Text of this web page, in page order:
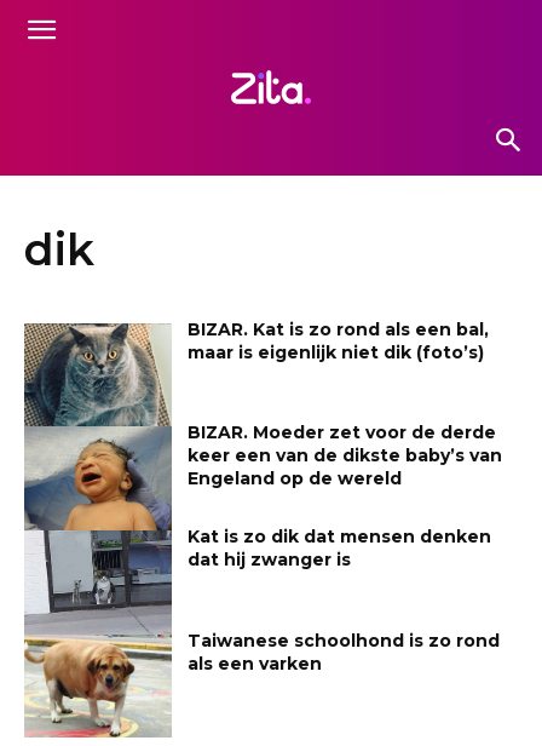
dik
BIZAR. Kat is zo rond als een bal,
maar is eigenlijk niet dik (foto’s)
BIZAR. Moeder zet voor de derde
keer een van de dikste baby’s van
Engeland op de wereld
Kat is zo dik dat mensen denken
dat hij zwanger is
Taiwanese schoolhond is zo rond
als een varken